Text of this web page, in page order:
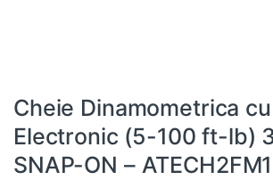
Cheie Dinamometrica
Electronic (5-100 ft-lb)
SNAP-ON –